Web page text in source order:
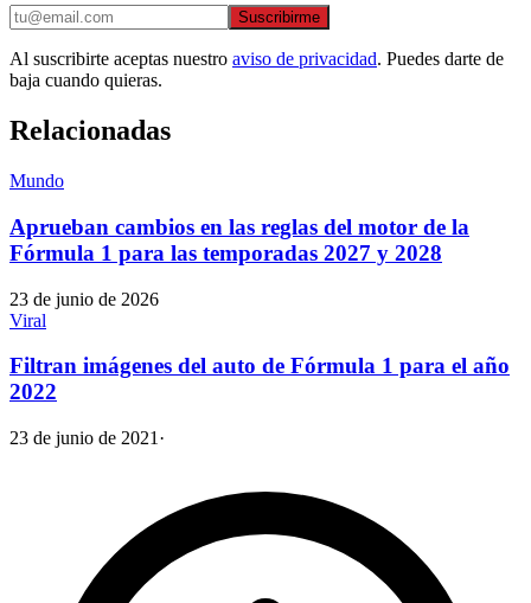
Suscribirme
Al suscribirte aceptas nuestro aviso de privacidad. Puedes darte de
baja cuando quieras.
Relacionadas
Mundo
Aprueban cambios en las reglas del motor de la
Fórmula 1 para las temporadas 2027 y 2028
23 de junio de 2026
Viral
Filtran imágenes del auto de Fórmula 1 para el año
2022
23 de junio de 2021 ·